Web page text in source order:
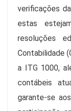
verificações
estas
resoluções
Contabilidade
a ITG 1000,
contábeis
garante-se